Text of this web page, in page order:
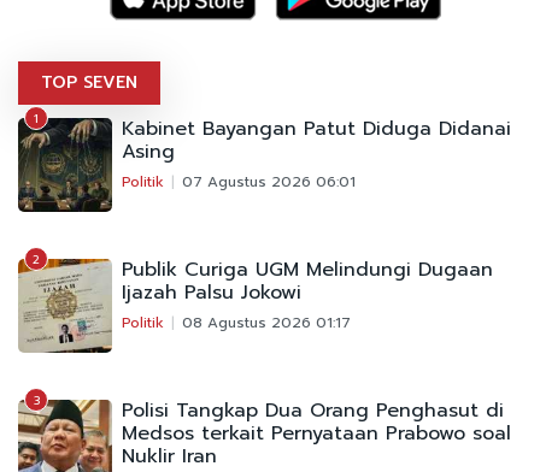
TOP SEVEN
1 Kabinet Bayangan Patut Diduga Didanai
Asing
Politik 07 Agustus 2026 06:01
2 Publik Curiga UGM Melindungi Dugaan
Ijazah Palsu Jokowi
Politik 08 Agustus 2026 01:17
3 Polisi Tangkap Dua Orang Penghasut di
Medsos terkait Pernyataan Prabowo soal
Nuklir Iran